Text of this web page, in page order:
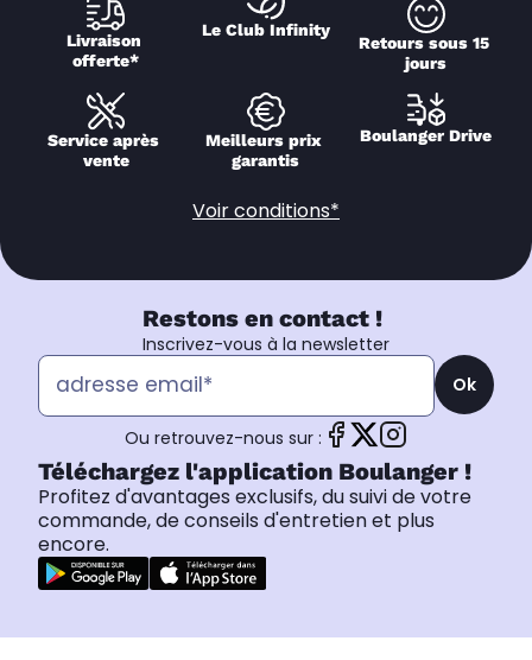
Livraison
offerte*
Le Club Infinity
Retours sous 15
jours
Service après
vente
Meilleurs prix
garantis
Boulanger Drive
Voir conditions*
Restons en contact !
Inscrivez-vous à la newsletter
Ok
Ou retrouvez-nous sur :
Téléchargez l'application Boulanger !
Profitez d'avantages exclusifs, du suivi de votre
commande, de conseils d'entretien et plus
encore.